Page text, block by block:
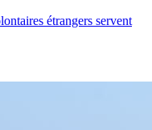
étrangers servent